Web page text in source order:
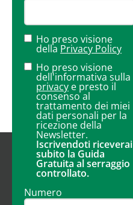
Ho preso visione
della Privacy Policy
Ho preso visione
dell'informativa sulla
privacy e presto il
consenso al
trattamento dei miei
dati personali per la
ricezione della
Newsletter.
Iscrivendoti riceverai
subito la Guida
Gratuita al serraggio
controllato.
Numero